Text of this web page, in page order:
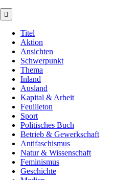
Titel
Aktion
Ansichten
Schwerpunkt
Thema
Inland
Ausland
Kapital & Arbeit
Feuilleton
Sport
Politisches Buch
Betrieb & Gewerkschaft
Antifaschismus
Natur & Wissenschaft
Feminismus
Geschichte